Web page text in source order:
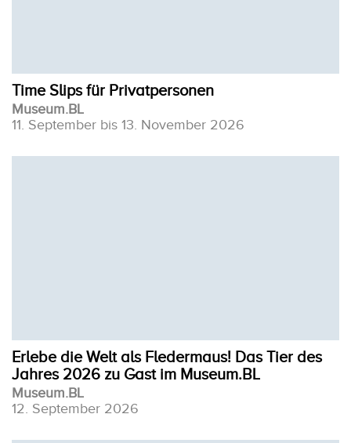
Time Slips für Privatpersonen
Museum.BL
11. September bis 13. November 2026
Erlebe die Welt als Fledermaus! Das Tier des
Jahres 2026 zu Gast im Museum.BL
Museum.BL
12. September 2026